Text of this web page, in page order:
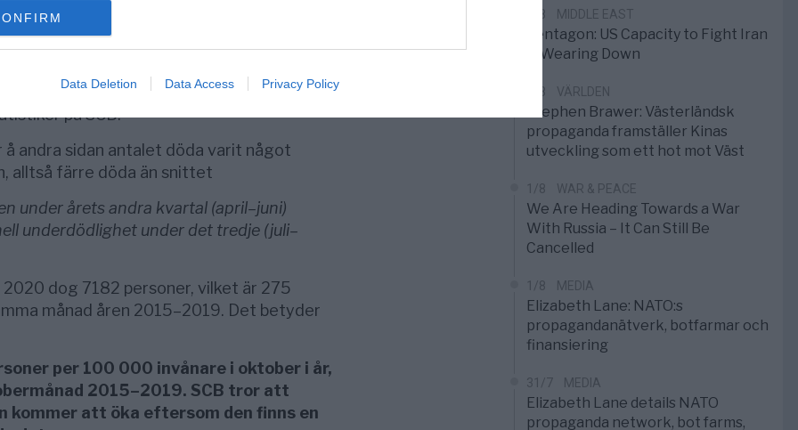
Data Deletion Data Access Privacy Policy
i år är främst koncentrerad till
till och med juni. Då dog det 5 313
för 2015–2019”
, säger Tomas
på SCB.
andra sidan antalet döda varit något
alltså färre döda än snittet
under årets andra kvartal (april–juni)
underdödlighet under det tredje (juli–
dog 7182 personer, vilket är 275
månad åren 2015–2019. Det betyder
per 100 000 invånare i oktober i år,
2015–2019. SCB tror att
kommer att öka eftersom den finns en
2/8 MIDDLE EAST
Pentagon: US Capacity to Fight Iran
is Wearing Down
1/8 VÄRLDEN
Stephen Brawer: Västerländsk
propaganda framställer Kinas
utveckling som ett hot mot Väst
1/8 WAR & PEACE
We Are Heading Towards a War
With Russia – It Can Still Be
Cancelled
1/8 MEDIA
Elizabeth Lane: NATO:s
propagandanätverk, botfarmar och
finansiering
31/7 MEDIA
Elizabeth Lane details NATO
propaganda network, bot farms,